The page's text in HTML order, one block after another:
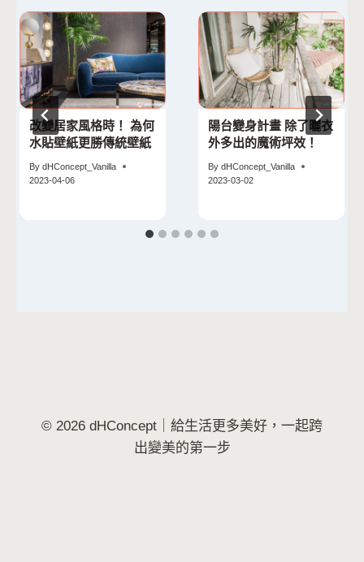
改變居家風格時！ 為何
水貼壁紙更勝傳統壁紙
By dHConcept_Vanilla
2023-04-06
陽台變身計畫 除了曬衣
外多出的魔術坪效！
By dHConcept_Vanilla
2023-03-02
© 2026 dHConcept｜給生活更多美好，一起跨
出變美的第一步